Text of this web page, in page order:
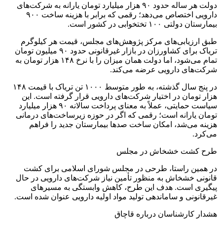
دولت هر ساله حدود ۹۰ هزار میلیارد تومان یارانه به شرکت‌های
دارویی اختصاص می‌دهد؛ رقمی که برابر با هزینه ساخت ۹۰۰
بیمارستان دولتی ۱۰۰ تختخوابی در کشور است.
طبق ارزیابی‌های مرکز پژوهش‌های مجلس، قیمت هر کیلوگرم
تریاک برای کشاورزان در بازار غیرقانونی حدود ۹۰ میلیون تومان
تمام می‌شود، اما دولت همان میزان را با نرخ ۱۴۸ هزار تومان به
شرکت‌های دارویی عرضه می‌کند.
در پنج سال گذشته، به طور متوسط ۱۰۰۰ تن تریاک با قیمت ۱۴۸
هزار تومان در اختیار شرکت‌های دارویی قرار گرفته است. این
سیاست حمایتی، عملاً به معنای پرداخت سالانه ۹۰ هزار میلیارد
تومان یارانه است؛ رقمی که اگر در حوزه زیرساخت‌های درمانی
هزینه می‌شد، امکان ساخت صدها بیمارستان جدید را فراهم
می‌کرد.
طرح کشت خشخاش در مجلس
در همین راستا، طرحی در مجلس شورای اسلامی برای کشت
قانونی خشخاش به منظور تأمین نیاز شرکت‌های دارویی در حال
پیگیری است. هدف این طرح، کاهش وابستگی به مسیرهای
غیرقانونی و ساماندهی تولید مواد اولیه دارویی عنوان شده است.
هشدار کارشناسان درباره قاچاق